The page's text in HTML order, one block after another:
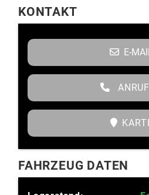
KONTAKT
E-MAIL
FAHRZEUG DATEN